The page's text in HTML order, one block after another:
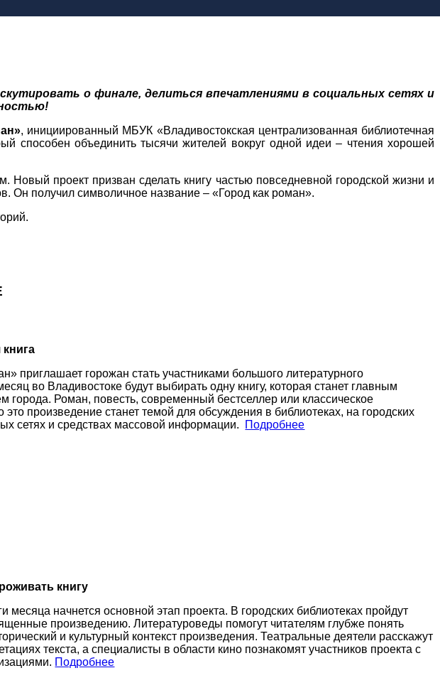
о финале, делиться впечатлениями в социальных сетях и
, инициированный МБУК «Владивостокская централизованная библиотечная
способен объединить тысячи жителей вокруг одной идеи – чтения хорошей
Новый проект призван сделать книгу частью повседневной городской жизни и
Он получил символичное название – «Город как роман».
приглашает горожан стать участниками большого литературного
во Владивостоке будут выбирать одну книгу, которая станет главным
города. Роман, повесть, современный бестселлер или классическое
произведение станет темой для обсуждения в библиотеках, на городских
сетях и средствах массовой информации. Подробнее
книгу
месяца начнется основной этап проекта. В городских библиотеках пройдут
произведению. Литературоведы помогут читателям глубже понять
и культурный контекст произведения. Театральные деятели расскажут
текста, а специалисты в области кино познакомят участников проекта с
Подробнее